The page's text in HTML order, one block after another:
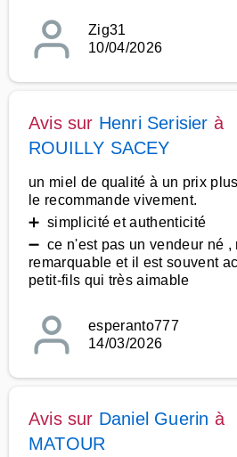
Zig31
10/04/2026
Avis sur Henri Serisier à
ROUILLY SACEY
un miel de qualité à un prix
le recommande vivement.
➕ simplicité et authenticité
➖ ce n'est pas un vendeur né
remarquable et il est souvent
petit-fils qui très aimable
esperanto777
14/03/2026
Avis sur Daniel Guerin à
MATOUR